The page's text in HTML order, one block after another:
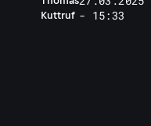
Kuttruf - 15:33